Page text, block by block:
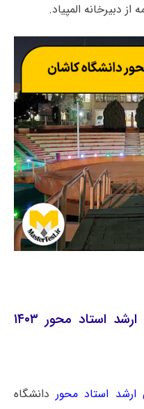
دبیرخانه المپیاد.
عناوین طرح های کارشناسی ارشد استاد محور ۱۴۰۳
ارشد استاد محور دانشگاه